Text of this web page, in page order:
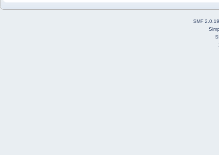
SMF 2.0.19